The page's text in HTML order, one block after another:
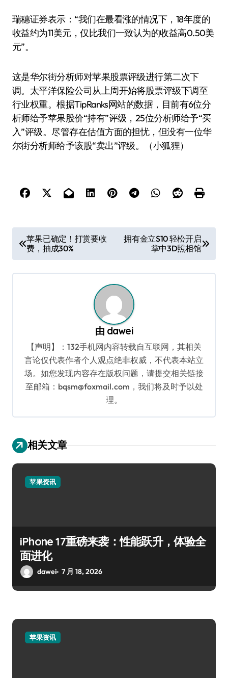
瑞穗证券表示：“我们在最看涨的情况下，18年度的
收益约为11美元，仅比我们一致认为的收益高0.50美
元”。
这是华尔街分析师对苹果股票评级进行第二次下
调。太平洋保险公司从上周开始将股票评级下调至
行业权重。根据TipRanks网站的数据，目前有6位分
析师给予苹果股价“持有”评级，25位分析师给予“买
入”评级。尽管存在估值方面的担忧，但没有一位华
尔街分析师给予该股“卖出”评级。（小狐狸）
章
导
苹果已确定！打赏要收
费，抽成30%
拥有金立S10 轻松开启
掌中3D照相馆
由 dawei
【声明】：132手机网内容转载自互联网，其相关
言论仅代表作者个人观点绝非权威，不代表本站立
场。如您发现内容存在版权问题，请提交相关链接
至邮箱：bqsm@foxmail.com，我们将及时予以处
理。
相关文章
苹果资讯
iPhone 17重磅来袭：性能跃升，体验全
面进化
dawei 7 月 18, 2026
苹果资讯